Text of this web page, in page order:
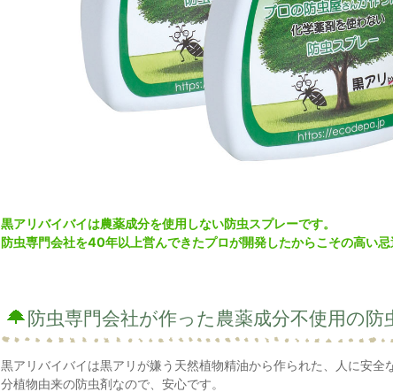
黒アリバイバイは農薬成分を使用しない防虫スプレーです。
防虫専門会社を40年以上営んできたプロが開発したからこその高い忌
防虫専門会社が作った農薬成分不使用の防
黒アリバイバイは黒アリが嫌う天然植物精油から作られた、人に安
分植物由来の防虫剤なので、安心です。